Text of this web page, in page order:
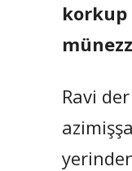
korkup
Ravi